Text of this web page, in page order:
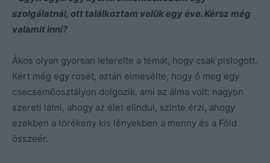
szolgálatnál, ott találkoztam velük egy éve. Kérsz még
valamit inni?
Ákos olyan gyorsan leterelte a témát, hogy csak pislogott.
Kért még egy rosét, aztán elmesélte, hogy ő meg egy
csecsemőosztályon dolgozik, ami az álma volt: nagyon
szereti látni, ahogy az élet elindul, szinte érzi, ahogy
ezekben a törékeny kis lényekben a menny és a Föld
összeér.